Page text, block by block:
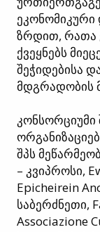
ზრდით, რათა
ქვეყნებს
შეჭიდებისა
მდგრადობის
კონსორციუმი
შპს
– კვიპროსი,
Epicheirein
საბერძნეთი,
Associazione